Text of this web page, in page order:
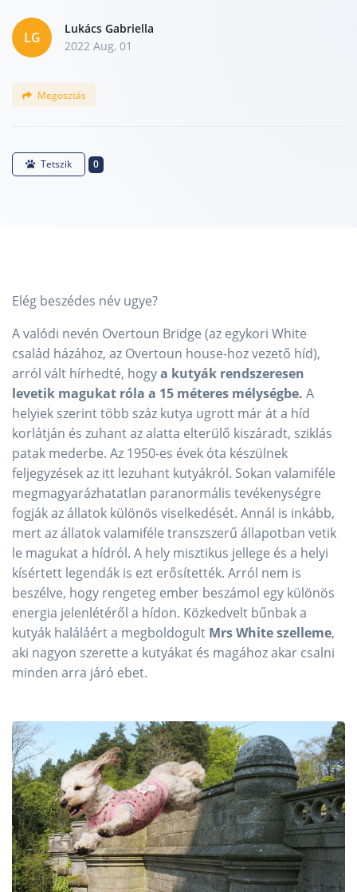
LG
Lukács Gabriella
2022 Aug, 01
Megosztás
Tetszik 0
Elég beszédes név ugye?
A valódi nevén Overtoun Bridge (az egykori White
család házához, az Overtoun house-hoz vezető híd),
arról vált hírhedté, hogya kutyák rendszeresen
levetik magukat róla a 15 méteres mélységbe. A
helyiek szerint több száz kutya ugrott már át a híd
korlátján és zuhant az alatta elterülő kiszáradt, sziklás
patak mederbe. Az 1950-es évek óta készülnek
feljegyzések az itt lezuhant kutyákról. Sokan valamiféle
megmagyarázhatatlan paranormális tevékenységre
fogják az állatok különös viselkedését. Annál is inkább,
mert az állatok valamiféle transzszerű állapotban vetik
le magukat a hídról. A hely misztikus jellege és a helyi
kísértett legendák is ezt erősítették. Arról nem is
beszélve, hogy rengeteg ember beszámol egy különös
energia jelenlétéről a hídon. Közkedvelt bűnbak a
kutyák haláláért a megboldogult Mrs White szelleme,
aki nagyon szerette a kutyákat és magához akar csalni
minden arra járó ebet.